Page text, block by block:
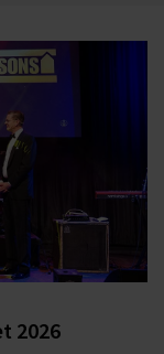
2026